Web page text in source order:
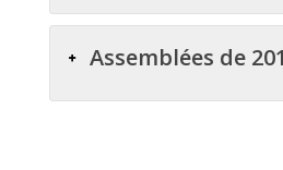
Assemblées de